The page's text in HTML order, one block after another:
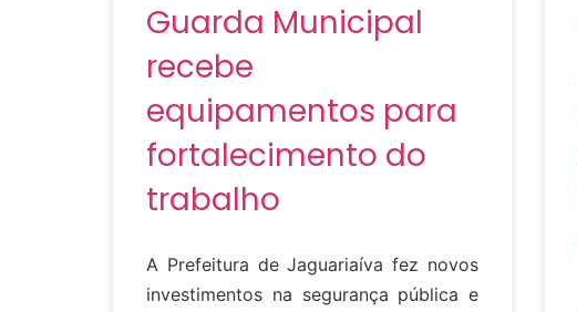
Guarda Municipal
recebe
equipamentos para
fortalecimento do
trabalho
A Prefeitura de Jaguariaíva fez novos
investimentos na segurança pública e